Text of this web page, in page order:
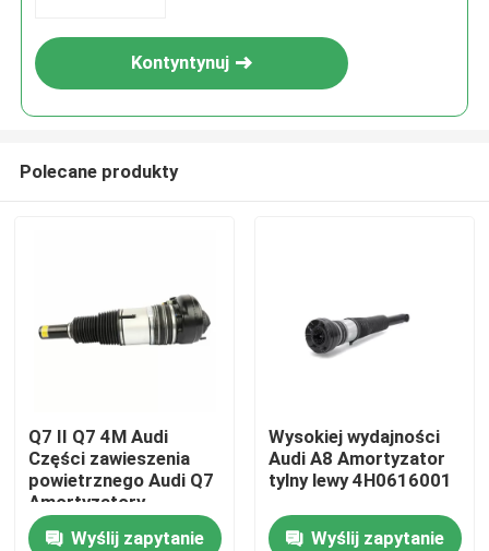
Produkty
Filmy
Kontyntynuj
Polecane produkty
Q7 II Q7 4M Audi
Części zawieszenia
powietrznego Audi Q7
Amortyzatory
4M4616039
Wyślij zapytanie
Wysokiej wydajności
Audi A8 Amortyzator
tylny lewy 4H0616001
Wyślij zapytanie